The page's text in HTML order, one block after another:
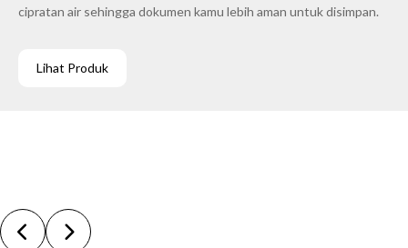
cipratan air sehingga dokumen kamu lebih aman untuk disimpan.
Lihat Produk